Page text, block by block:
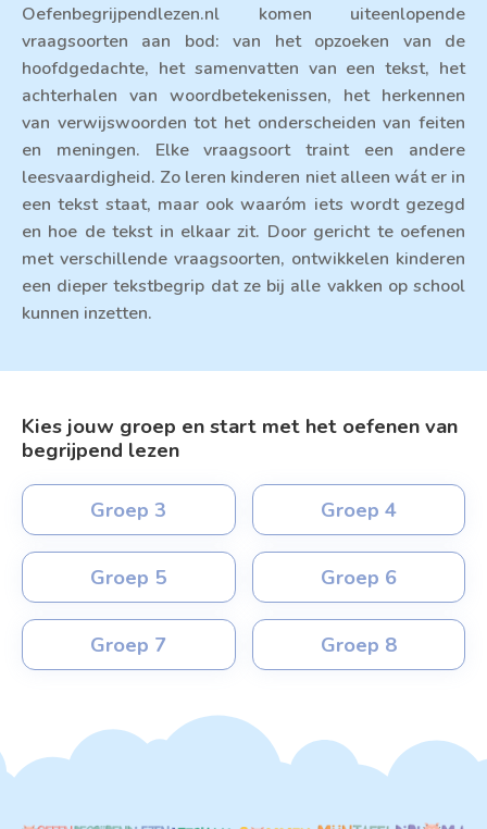
Oefenbegrijpendlezen.nl komen uiteenlopende
vraagsoorten aan bod: van het opzoeken van de
hoofdgedachte, het samenvatten van een tekst, het
achterhalen van woordbetekenissen, het herkennen
van verwijswoorden tot het onderscheiden van feiten
en meningen. Elke vraagsoort traint een andere
leesvaardigheid. Zo leren kinderen niet alleen wát er in
een tekst staat, maar ook waaróm iets wordt gezegd
en hoe de tekst in elkaar zit. Door gericht te oefenen
met verschillende vraagsoorten, ontwikkelen kinderen
een dieper tekstbegrip dat ze bij alle vakken op school
kunnen inzetten.
Kies jouw groep en start met het oefenen van
begrijpend lezen
Groep 3 Groep 4
Groep 5 Groep 6
Groep 7 Groep 8